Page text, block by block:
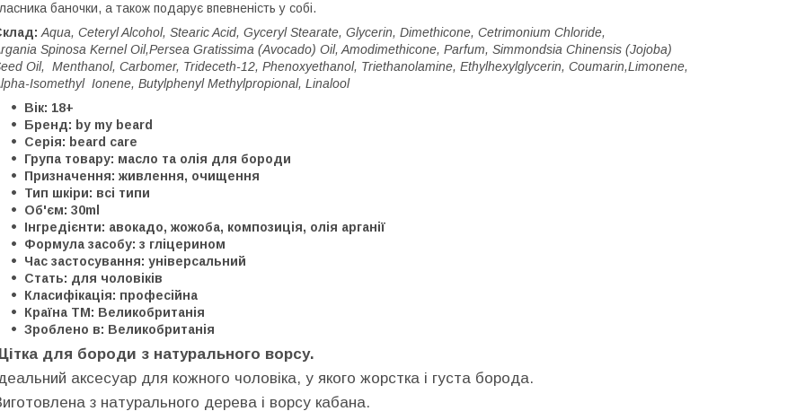
баночки, а також подарує впевненість у собі.
Aqua, Ceteryl Alcohol, Stearic Acid, Gyceryl Stearate, Glycerin, Dimethicone, Cetrimonium Chloride,
Spinosa Kernel Oil,Persea Gratissima (Avocado) Oil, Amodimethicone, Parfum, Simmondsia Chinensis (Jojoba)
Oil, Menthanol, Carbomer, Trideceth-12, Phenoxyethanol, Triethanolamine, Ethylhexylglycerin, Coumarin,Limonene,
Isomethyl Ionene, Butylphenyl Methylpropional, Linalool
Вік: 18+
Бренд: by my beard
Серія: beard care
Група товару: масло та олія для бороди
Призначення: живлення, очищення
Тип шкіри: всі типи
Об'єм: 30ml
Інгредієнти: авокадо, жожоба, композиція, олія арганії
Формула засобу: з гліцерином
Час застосування: універсальний
Стать: для чоловіків
Класифікація: професійна
Країна ТМ: Великобританія
Зроблено в: Великобританія
для бороди з натурального ворсу.
аксесуар для кожного чоловіка, у якого жорстка і густа борода.
з натурального дерева і ворсу кабана.